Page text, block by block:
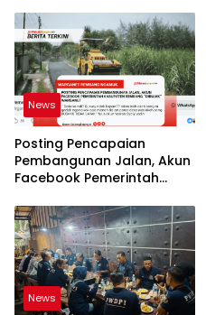
News
Posting Pencapaian
Pembangunan Jalan, Akun
Facebook Pemerintah
“Dirujak” Warganet
News